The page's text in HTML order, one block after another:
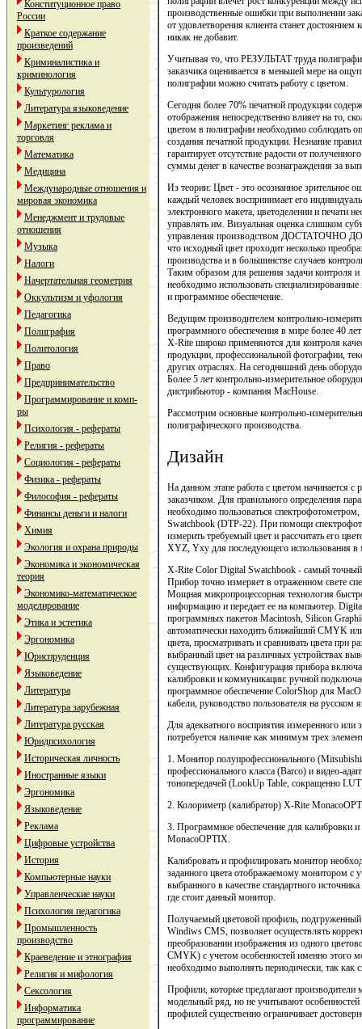
Конституционное право
России
Краткое содержание
произведений
Криминалистика и
криминология
Культурология
Литература языковедение
Маркетинг реклама и
торговля
Математика
Медицина
Международные отношения и
мировая экономика
Менеджмент и трудовые
отношения
Музыка
Налоги
Начертательная геометрия
Оккультизм и уфология
Педагогика
Полиграфия
Политология
Право
Предпринимательство
Программирование и комп-
ры
Психология - рефераты
Религия - рефераты
Социология - рефераты
Физика - рефераты
Философия - рефераты
Финансы деньги и налоги
Химия
Экология и охрана природы
Экономика и экономическая
теория
Экономико-математическое
моделирование
Этика и эстетика
Эргономика
Юриспруденция
Языковедение
Литература
Литература зарубежная
Литература русская
Юридпсихология
Историческая личность
Иностранные языки
Эргономика
Языковедение
Реклама
Цифровые устройства
История
Компьютерные науки
Управленческие науки
Психология педагогика
Промышленность
производство
Краеведение и этнография
Религия и мифология
Сексология
Информатика
программирование
производственные ошибки при выполнении
от удовлетворения клиента станет
никак не добавит.
Учитывая то, что РЕЗУЛЬТАТ труда
заказчика оценивается в меньшей мере на
полиграфии можно считать работу с цветом.
Сегодня более 70% печатной продукции
отображения непосредственно влияет на то,
цветом в полиграфии необходимо соблюдать
создания печатной продукции. Незнание
гарантирует отсутствие радости от
суммы денег в качестве вознаграждения за
Из теории: Цвет - это осознанное зрительное
каждый человек воспринимает его
электронного макета, цветоделении и печати
управлять им. Визуальная оценка слишком
управления производством ДОСТАТОЧНО
что исходный цвет проходит несколько
производства и в большинстве случаев
Таким образом для решения задачи контроля
необходимо использовать
и программное обеспечение.
Ведущим производителем контрольно-
программного обеспечения в мире более 40
X-Rite широко применяются для контроля
продукции, профессиональной фотографии,
других отраслях. На сегодняшний день
Более 5 лет контрольно-измерительное
дистрибьютор - компания МacНouse.
Рассмотрим основные контрольно-
полиграфического производства.
Дизайн
На данном этапе работа с цветом начинается с
заказчиком. Для правильного определения
необходимо пользоваться
Swatchbook (DTP-22). При помощи
измерить требуемый цвет и рассчитать его
XYZ, Yxy для последующего использования в
X-Rite Color Digital Swatchbook - самый точный
Прибор точно измеряет в отраженном свете
Мощная микропроцессорная технология
информацию и передает ее на компьютер.
программных пакетов Macintosh, Silicon
автоматически находить ближайший CMYK
цвета, просматривать и сравнивать цвета при
выбранный цвет на различных устройствах
существующих. Конфигурация прибора
калибровки и коммуникации: ручной
программное обеспечение ColorShop для
кабели, руководство пользователя на русском
Для адекватного восприятия измеренного или
потребуется наличие как минимум трех
1. Монитор полупрофессионального
профессионального класса (Barco) и видео-
тонопередачей (LookUp Table, сокращенно
2. Колориметр (калибратор) X-Rite
3. Программное обеспечение для калибровки
MonacoOPTIX.
Калибровать и профилировать монитор
заданного цвета отображаемому монитором с
выбранного в качестве стандартного
где стоит данный монитор.
Получаемый цветовой профиль,
Windiws CMS, позволяет осуществлять
преобразовании изображения из одного
CMYK) с учетом особенностей именно этого
необходимо выполнять периодически, так
Профили, которые предлагают производители
модельный ряд, но не учитывают
профилей существенно ограничивает